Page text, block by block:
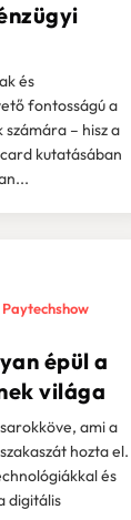
és
fontosságú a
– hisz a
kutatásában
épül a
világa
Paytechshow
ami a
hozta el.
és
digitális